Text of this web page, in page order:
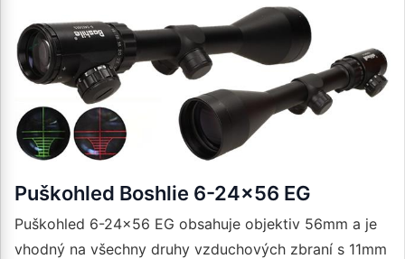
Puškohled Boshlie 6-24x56 EG
Puškohled 6-24x56 EG obsahuje objektiv 56mm a je
vhodný na všechny druhy vzduchových zbraní s 11mm